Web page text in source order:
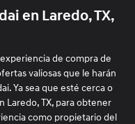
en Laredo, TX,
de compra de
valiosas que le harán
Ya sea que esté cerca o
Laredo, TX, para obtener
como propietario del